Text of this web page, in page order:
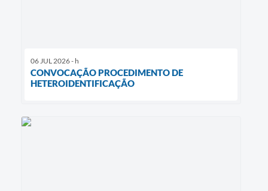
06 JUL 2026 - h
CONVOCAÇÃO PROCEDIMENTO DE
HETEROIDENTIFICAÇÃO